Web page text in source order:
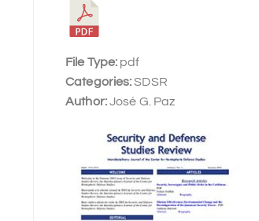
File Type: pdf
Categories:SDSR
Author:José G. Paz